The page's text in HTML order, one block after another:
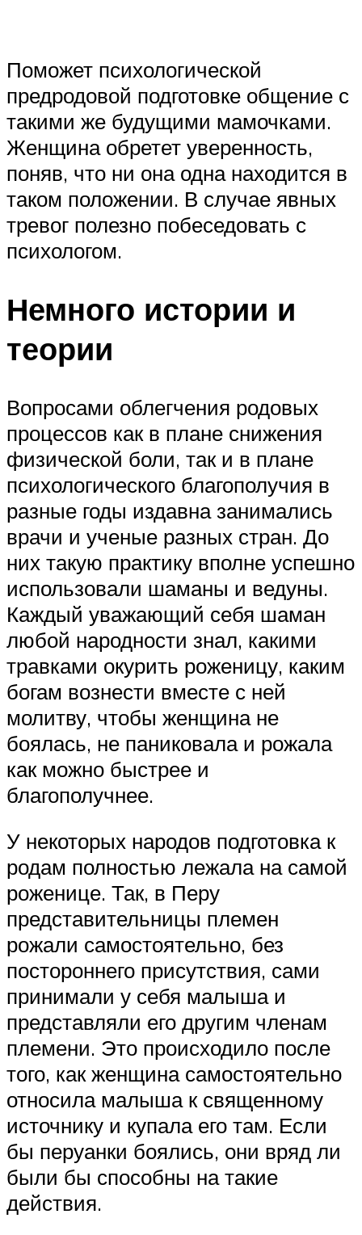
Поможет психологической
предродовой подготовке общение с
такими же будущими мамочками.
Женщина обретет уверенность,
поняв, что ни она одна находится в
таком положении. В случае явных
тревог полезно побеседовать с
психологом.
Немного истории и
теории
Вопросами облегчения родовых
процессов как в плане снижения
физической боли, так и в плане
психологического благополучия в
разные годы издавна занимались
врачи и ученые разных стран. До
них такую практику вполне успешно
использовали шаманы и ведуны.
Каждый уважающий себя шаман
любой народности знал, какими
травками окурить роженицу, каким
богам вознести вместе с ней
молитву, чтобы женщина не
боялась, не паниковала и рожала
как можно быстрее и
благополучнее.
У некоторых народов подготовка к
родам полностью лежала на самой
роженице. Так, в Перу
представительницы племен
рожали самостоятельно, без
постороннего присутствия, сами
принимали у себя малыша и
представляли его другим членам
племени. Это происходило после
того, как женщина самостоятельно
относила малыша к священному
источнику и купала его там. Если
бы перуанки боялись, они вряд ли
были бы способны на такие
действия.